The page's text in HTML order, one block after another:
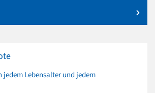
Lebensalter und jedem